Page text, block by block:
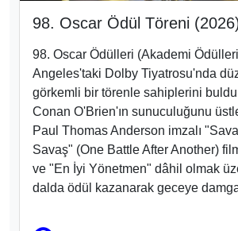
98. Oscar Ödül Töreni
98. Oscar Ödülleri (Akademi
Angeles'taki Dolby Tiyatrosu'nda
görkemli bir törenle sahiplerini buldu
Conan O'Brien'ın sunuculuğunu
Paul Thomas Anderson imzalı
Savaş" (One Battle After Another)
ve "En İyi Yönetmen" dâhil olmak
dalda ödül
kazanarak geceye